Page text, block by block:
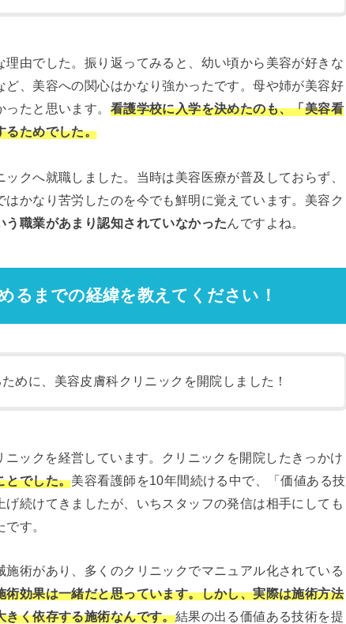
由でした。振り返ってみると、幼い頃から美容が好きな
、美容への関心はかなり強かったです。母や姉が美容好
たと思います。 看護学校に入学を決めたのも、「美容看
るためでした。
クへ就職しました。当時は美容医療が普及しておらず、
かなり苦労したのを今でも鮮明に覚えています。美容ク
う職業があまり認知されていなかったんですよね。
るまでの経緯を教えてください！
めに、美容皮膚科クリニックを開院しました！
ックを経営しています。クリニックを開院したきっかけ
とでした。美容看護師を10年間続ける中で、「価値ある技
続けてきましたが、いちスタッフの発信は相手にしても
す。
術があり、多くのクリニックでマニュアル化されている
効果は一緒だと思っています。しかし、実際は施術方法
きく依存する施術なんです。結果の出る価値ある技術を提